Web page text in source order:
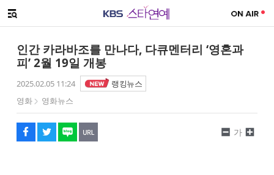
메뉴 열기
인간 카라바조를 만나다, 다큐멘터리 ‘영혼과
피’ 2월 19일 개봉
2025.02.05 11:24
랭킹뉴스
영화
영화뉴스
페이스북
트위터
네이버
URL복사
글씨 작게보기
가
글씨 크게보기
해시태그